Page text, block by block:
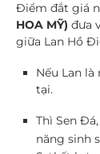
Điểm đắt giá
HOA MỸ) đưa
giữa Lan Hồ
Nếu Lan
tại.
Thì Sen
năng sinh